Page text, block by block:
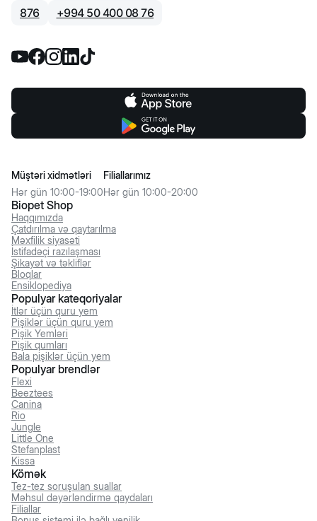
876 +994 50 400 08 76
Biopet Shop
Haqqımızda
Çatdırılma və qaytarılma
Məxfilik siyasəti
İstifadəçi razılaşması
Şikayət və təkliflər
Bloqlar
Ensiklopediya
Müştəri xidmətləri
Hər gün 10:00-19:00
Filiallarımız
Hər gün 10:00-20:00
Populyar kateqoriyalar
İtlər üçün quru yem
Pişiklər üçün quru yem
Pişik Yemləri
Pişik qumları
Bala pişiklər üçün yem
Populyar brendlər
Flexi
Beeztees
Canina
Rio
Jungle
Little One
Stefanplast
Kissa
Kömək
Tez-tez soruşulan suallar
Məhsul dəyərləndirmə qaydaları
Filiallar